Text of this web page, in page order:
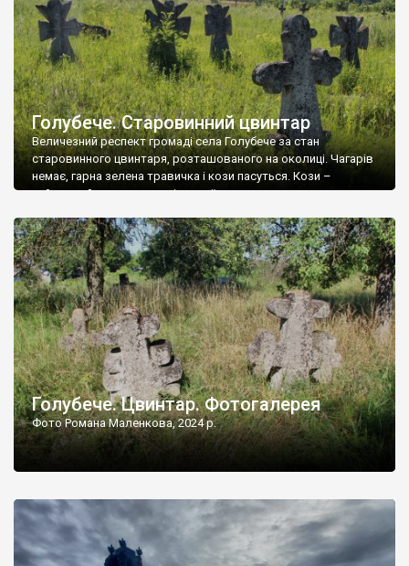
Голубече. Старовинний цвинтар
Величезний респект громаді села Голубече за стан
старовинного цвинтаря, розташованого на околиці. Чагарів
немає, гарна зелена травичка і кози пасуться. Кози –
найкращий регулятор шкідливої, для старих кладовищ,
бруньками, кози ті бруньки обгризають, бо то улюблений
делікатес. На цвинтарі у Голубечому ціла колекція
різноманітних форм хрестів. Село відносно невелике, […]
Голубече. Цвинтар. Фотогалерея
Фото Романа Маленкова, 2024 р.